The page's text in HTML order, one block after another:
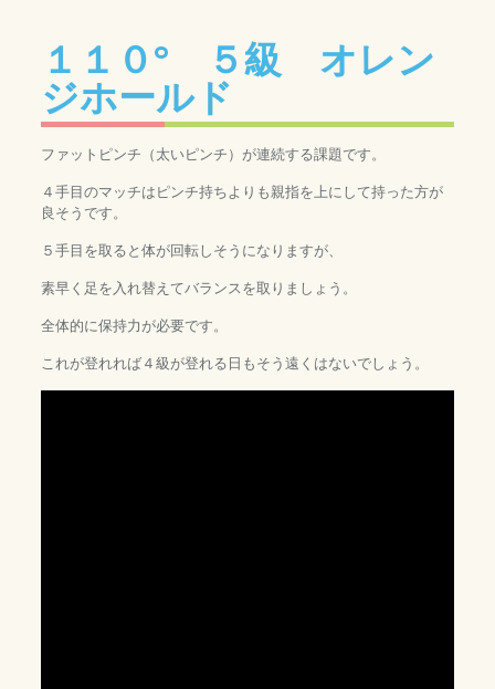
１１０° ５級 オレン
ジホールド
ファットピンチ（太いピンチ）が連続する課題です。
４手目のマッチはピンチ持ちよりも親指を上にして持った方が
良そうです。
５手目を取ると体が回転しそうになりますが、
素早く足を入れ替えてバランスを取りましょう。
全体的に保持力が必要です。
これが登れれば４級が登れる日もそう遠くはないでしょう。